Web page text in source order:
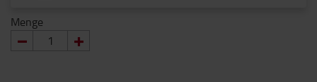
Menge